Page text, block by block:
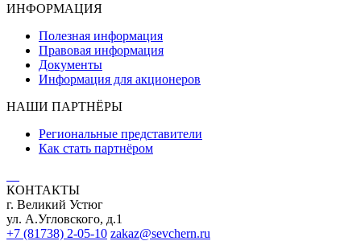
ИНФОРМАЦИЯ
Полезная информация
Правовая информация
Документы
Информация для акционеров
НАШИ ПАРТНЁРЫ
Региональные представители
Как стать партнёром
КОНТАКТЫ
г. Великий Устюг
ул. А.Угловского, д.1
+7 (81738) 2-05-10 zakaz@sevchern.ru